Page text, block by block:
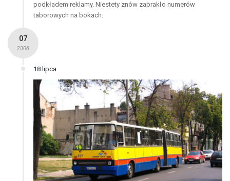
podkładem reklamy. Niestety znów zabrakło numerów
taborowych na bokach.
07
2006
18 lipca